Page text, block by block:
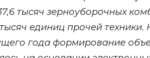
тысяч зерноуборочных
единиц прочей
года формирование